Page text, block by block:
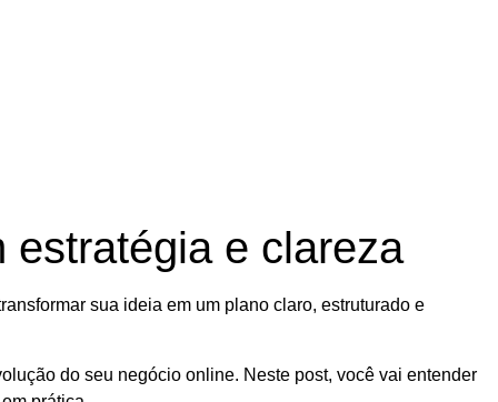
estratégia e clareza
sua ideia em um plano claro, estruturado e
do seu negócio online. Neste post, você vai entender